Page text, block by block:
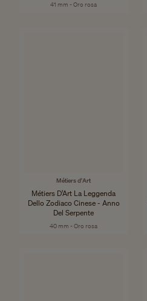
41 mm - Oro rosa
Métiers d'Art
Métiers D’Art La Leggenda
Dello Zodiaco Cinese - Anno
Del Serpente
40 mm - Oro rosa